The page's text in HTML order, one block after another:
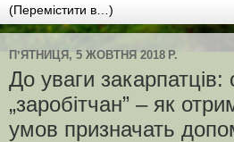
ПʼЯТНИЦЯ, 5 ЖОВТНЯ 2018 Р.
До уваги закарпатців:
„заробітчан” – як
умов призначать